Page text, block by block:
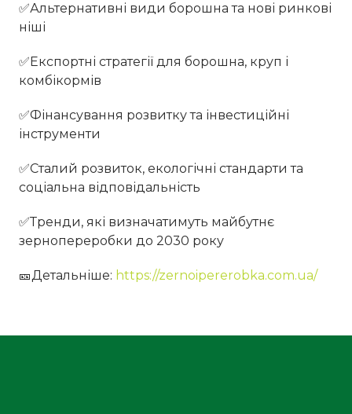
✅Альтернативні види борошна та нові ринкові
ніші
✅Експортні стратегії для борошна, круп і
комбікормів
✅Фінансування розвитку та інвестиційні
інструменти
✅Сталий розвиток, екологічні стандарти та
соціальна відповідальність
✅Тренди, які визначатимуть майбутнє
зернопереробки до 2030 року
🎫Детальніше: https://zernoipererobka.com.ua/